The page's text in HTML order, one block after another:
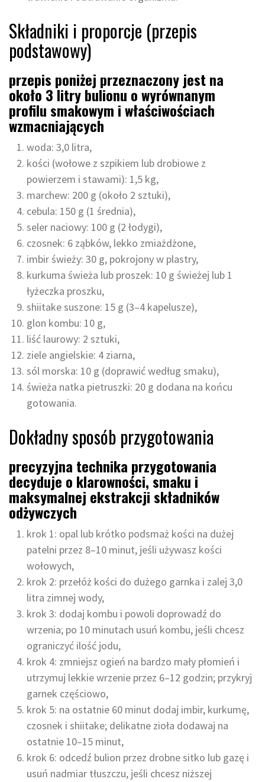
Składniki i proporcje (przepis
podstawowy)
przepis poniżej przeznaczony jest na
około 3 litry bulionu o wyrównanym
profilu smakowym i właściwościach
wzmacniających
woda: 3,0 litra,
kości (wołowe z szpikiem lub drobiowe z
powierzem i stawami): 1,5 kg,
marchew: 200 g (około 2 sztuki),
cebula: 150 g (1 średnia),
seler naciowy: 100 g (2 łodygi),
czosnek: 6 ząbków, lekko zmiażdżone,
imbir świeży: 30 g, pokrojony w plastry,
kurkuma świeża lub proszek: 10 g świeżej lub 1
łyżeczka proszku,
shiitake suszone: 15 g (3–4 kapelusze),
glon kombu: 10 g,
liść laurowy: 2 sztuki,
ziele angielskie: 4 ziarna,
sól morska: 10 g (doprawić według smaku),
świeża natka pietruszki: 20 g dodana na końcu
gotowania.
Dokładny sposób przygotowania
precyzyjna technika przygotowania
decyduje o klarowności, smaku i
maksymalnej ekstrakcji składników
odżywczych
krok 1: opal lub krótko podsmaż kości na dużej
patelni przez 8–10 minut, jeśli używasz kości
wołowych,
krok 2: przełóż kości do dużego garnka i zalej 3,0
litra zimnej wody,
krok 3: dodaj kombu i powoli doprowadź do
wrzenia; po 10 minutach usuń kombu, jeśli chcesz
ograniczyć ilość jodu,
krok 4: zmniejsz ogień na bardzo mały płomień i
utrzymuj lekkie wrzenie przez 6–12 godzin; przykryj
garnek częściowo,
krok 5: na ostatnie 60 minut dodaj imbir, kurkumę,
czosnek i shiitake; delikatne zioła dodawaj na
ostatnie 10–15 minut,
krok 6: odcedź bulion przez drobne sitko lub gazę i
usuń nadmiar tłuszczu, jeśli chcesz niższej